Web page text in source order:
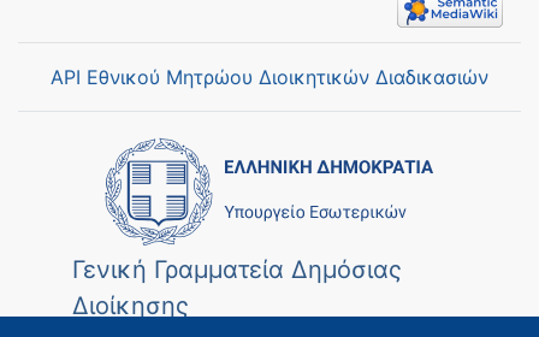
API Εθνικού Μητρώου Διοικητικών Διαδικασιών
Γενική Γραμματεία Δημόσιας
Διοίκησης